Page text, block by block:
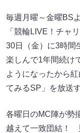
毎週月曜～金曜BS
「競輪LIVE！チャ
30日（金）に3時間
楽しんで1年間続け
ようになったから
てみるSP」を放送
各曜日のMC陣が勢
越えて一致団結！